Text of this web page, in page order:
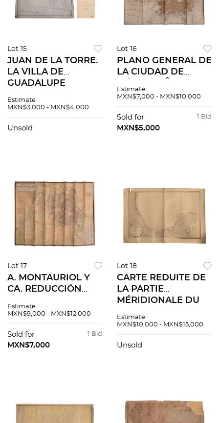
Lot 15
JUAN DE LA TORRE.
LA VILLA DE
GUADALUPE
1887. / MAPA DE LA
GUADALUPE
Estimate
MXN$3,000 - MXN$4,000
Unsold
Lot 16
PLANO GENERAL DE
LA CIUDAD DE
MÉXICO: IMP. LITOG.
color 61 x 81 cm.
Estimate
MXN$7,000 - MXN$10,000
1 Bid
Sold for
MXN$5,000
Lot 17
A. MONTAURIOL Y
CA. REDUCCIÓN
DE LA CIUDAD DE
LEVANTADO... POR
LA COMISIÓN DE
Estimate
MXN$9,000 - MXN$12,000
1 Bid
Sold for
MXN$7,000
Lot 18
CARTE REDUITE DE
LA PARTIE
MÉRIDIONALE DU
DEPUIS LE CAP
LAGUNA MADRE...
Estimate
MXN$10,000 - MXN$15,000
Unsold